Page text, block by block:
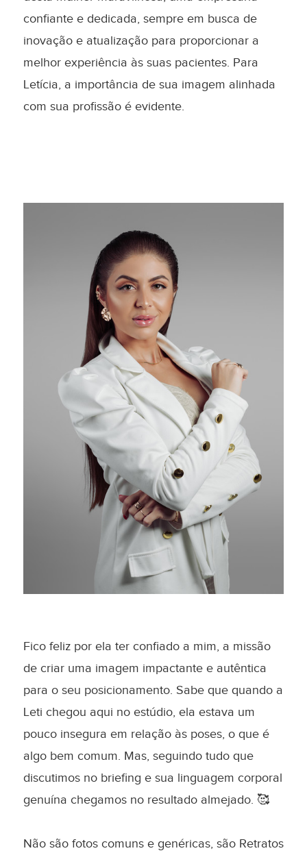
confiante e dedicada, sempre em busca de
inovação e atualização para proporcionar a
melhor experiência às suas pacientes. Para
Letícia, a importância de sua imagem alinhada
com sua profissão é evidente.
Fico feliz por ela ter confiado a mim, a missão
de criar uma imagem impactante e autêntica
para o seu posicionamento. Sabe que quando a
Leti chegou aqui no estúdio, ela estava um
pouco insegura em relação às poses, o que é
algo bem comum. Mas, seguindo tudo que
discutimos no briefing e sua linguagem corporal
genuína chegamos no resultado almejado. 🥰
Não são fotos comuns e genéricas, são Retratos